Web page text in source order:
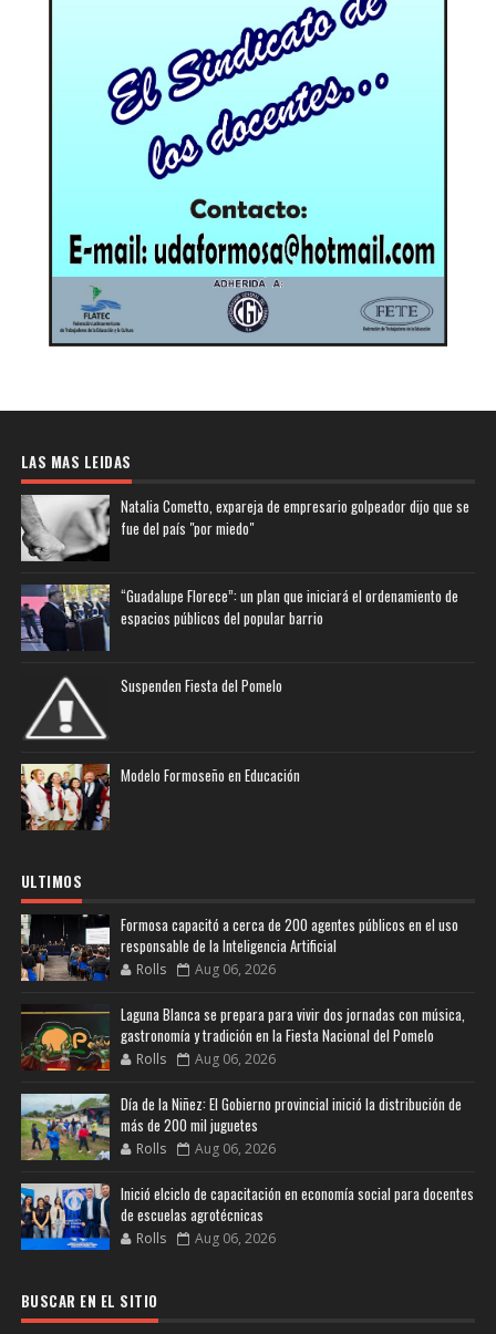
LAS MAS LEIDAS
Natalia Cometto, expareja de empresario golpeador dijo que se
fue del país "por miedo"
“Guadalupe Florece”: un plan que iniciará el ordenamiento de
espacios públicos del popular barrio
Suspenden Fiesta del Pomelo
Modelo Formoseño en Educación
ULTIMOS
Formosa capacitó a cerca de 200 agentes públicos en el uso
responsable de la Inteligencia Artificial
Rolls Aug 06, 2026
Laguna Blanca se prepara para vivir dos jornadas con música,
gastronomía y tradición en la Fiesta Nacional del Pomelo
Rolls Aug 06, 2026
Día de la Niñez: El Gobierno provincial inició la distribución de
más de 200 mil juguetes
Rolls Aug 06, 2026
Inició elciclo de capacitación en economía social para docentes
de escuelas agrotécnicas
Rolls Aug 06, 2026
BUSCAR EN EL SITIO